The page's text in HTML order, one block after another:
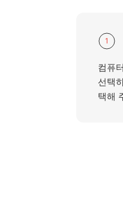
1
컴퓨
선택
택해